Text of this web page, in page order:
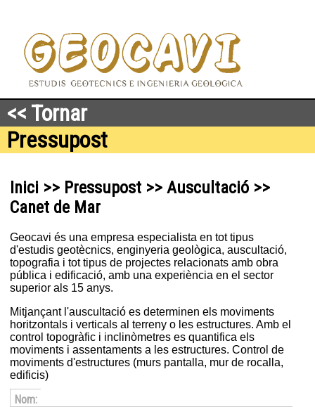
<< Tornar
Pressupost
Inici >> Pressupost >> Auscultació >>
Canet de Mar
Geocavi és una empresa especialista en tot tipus
d'estudis geotècnics, enginyeria geològica, auscultació,
topografia i tot tipus de projectes relacionats amb obra
pública i edificació, amb una experiència en el sector
superior als 15 anys.
Mitjançant l'auscultació es determinen els moviments
horitzontals i verticals al terreny o les estructures. Amb el
control topogràfic i inclinòmetres es quantifica els
moviments i assentaments a les estructures. Control de
moviments d'estructures (murs pantalla, mur de rocalla,
edificis)
Nom: